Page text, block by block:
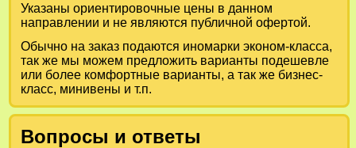
Указаны ориентировочные цены в данном
направлении и не являются публичной офертой.
Обычно на заказ подаются иномарки эконом-класса,
так же мы можем предложить варианты подешевле
или более комфортные варианты, а так же бизнес-
класс, минивены и т.п.
Вопросы и ответы